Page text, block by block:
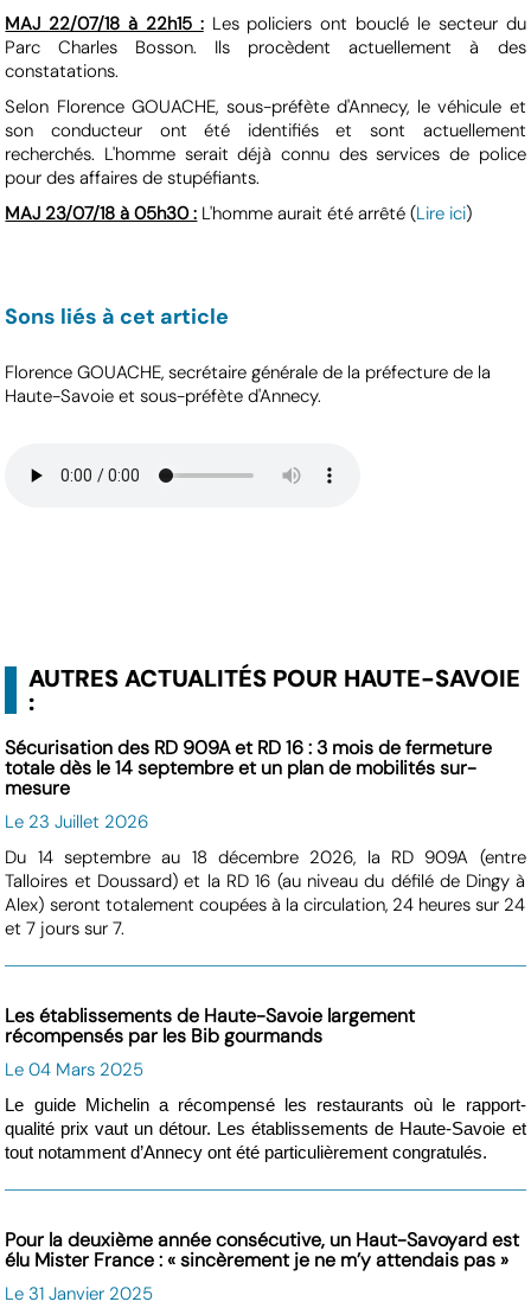
MAJ 22/07/18 à 22h15 :Les policiers ont bouclé le secteur du
Parc Charles Bosson. Ils procèdent actuellement à des
constatations.
Selon Florence GOUACHE, sous-préfète d'Annecy, le véhicule et
son conducteur ont été identifiés et sont actuellement
recherchés. L'homme serait déjà connu des services de police
pour des affaires de stupéfiants.
MAJ 23/07/18 à 05h30 : L'homme aurait été arrêté (Lire ici)
Sons liés à cet article
Florence GOUACHE, secrétaire générale de la préfecture de la
Haute-Savoie et sous-préfète d'Annecy.
AUTRES ACTUALITÉS POUR HAUTE-SAVOIE
:
Sécurisation des RD 909A et RD 16 : 3 mois de fermeture
totale dès le 14 septembre et un plan de mobilités sur-
mesure
Le 23 Juillet 2026
Du 14 septembre au 18 décembre 2026, la RD 909A (entre
Talloires et Doussard) et la RD 16 (au niveau du défilé de Dingy à
Alex) seront totalement coupées à la circulation, 24 heures sur 24
et 7 jours sur 7.
Les établissements de Haute-Savoie largement
récompensés par les Bib gourmands
Le 04 Mars 2025
Le guide Michelin a récompensé les restaurants où le rapport-
qualité prix vaut un détour. Les établissements de Haute-Savoie et
tout notamment d’Annecy ont été particulièrement congratulés.
Pour la deuxième année consécutive, un Haut-Savoyard est
élu Mister France : « sincèrement je ne m’y attendais pas »
Le 31 Janvier 2025